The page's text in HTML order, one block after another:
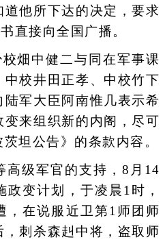
他所下达的决定，要求
直接向全国广播。
中健二与同在军事课
校井田正孝、中校竹下
军大臣阿南惟几表示希
来组织新的内阁，尽可
坦公告》的条款内容。
级军官的支持，8月14
政变计划，于凌晨1时，
，在说服近卫第1师团师
，刺杀森赳中将，盗取师